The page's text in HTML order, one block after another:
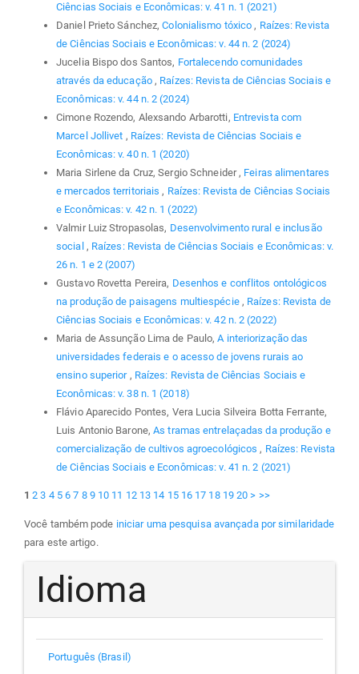
Ciências Sociais e Econômicas: v. 41 n. 1 (2021)
Daniel Prieto Sánchez,Colonialismo tóxico, Raízes: Revista
de Ciências Sociais e Econômicas: v. 44 n. 2 (2024)
Jucelia Bispo dos Santos, Fortalecendo comunidades
através da educação , Raízes: Revista de Ciências Sociais e
Econômicas: v. 44 n. 2 (2024)
Cimone Rozendo, Alexsando Arbarotti, Entrevista com
Marcel Jollivet , Raízes: Revista de Ciências Sociais e
Econômicas: v. 40 n. 1 (2020)
Maria Sirlene da Cruz, Sergio Schneider , Feiras alimentares
e mercados territoriais, Raízes: Revista de Ciências Sociais
e Econômicas: v. 42 n. 1 (2022)
Valmir Luiz Stropasolas, Desenvolvimento rural e inclusão
social , Raízes: Revista de Ciências Sociais e Econômicas: v.
26 n. 1 e 2 (2007)
Gustavo Rovetta Pereira, Desenhos e conflitos ontológicos
na produção de paisagens multiespécie , Raízes: Revista de
Ciências Sociais e Econômicas: v. 42 n. 2 (2022)
Maria de Assunção Lima de Paulo,A interiorização das
universidades federais e o acesso de jovens rurais ao
ensino superior , Raízes: Revista de Ciências Sociais e
Econômicas: v. 38 n. 1 (2018)
Flávio Aparecido Pontes, Vera Lucia Silveira Botta Ferrante,
Luis Antonio Barone,As tramas entrelaçadas da produção e
comercialização de cultivos agroecológicos, Raízes: Revista
de Ciências Sociais e Econômicas: v. 41 n. 2 (2021)
1 2 3 4 5 6 7 8 9 10 11 12 13 14 15 16 17 18 19 20 > >>
Você também pode iniciar uma pesquisa avançada por similaridade
para este artigo.
Idioma
Português (Brasil)